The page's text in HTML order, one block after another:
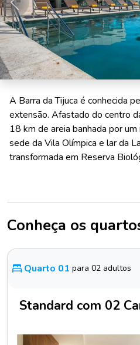
Anterior
A Barra da Tijuca é conhecida
extensão. Afastado do centro
18 km de areia banhada por
sede da Vila Olímpica e lar da
transformada em Reserva
Conheça os
Quarto 01 para 02 adultos
Standard com 02